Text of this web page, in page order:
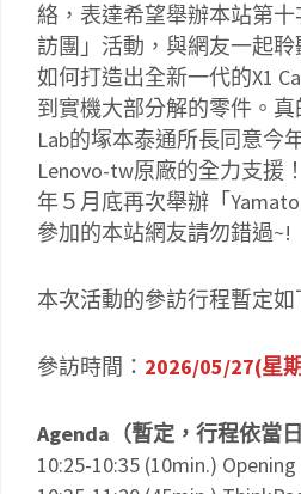
絡，表達希望舉辦本站第十
訪團」活動，與網友一起聆
如何打造出全新一代的X1
到實機大部分解的零件。真
Lab的塚本泰通所長同意今
Lenovo-tw原廠的全力支援
年５月底再次舉辦「
參加的本站網友請勿錯過~!
本次活動的參訪行程暫定如
參訪時間： 2026/05/27(星
Agenda（暫定，行程依當
10:25-10:35 (10min.)